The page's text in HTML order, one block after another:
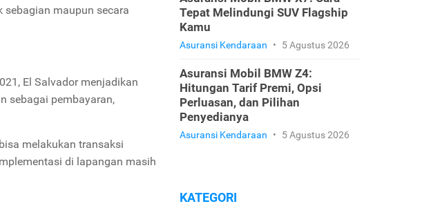
sebagian maupun secara
El Salvador menjadikan
sebagai pembayaran,
melakukan transaksi
di lapangan masih
Tepat Melindungi SUV Flagship
Kamu
Asuransi Kendaraan • 5 Agustus 2026
Asuransi Mobil BMW Z4:
Hitungan Tarif Premi, Opsi
Perluasan, dan Pilihan
Penyedianya
Asuransi Kendaraan • 5 Agustus 2026
KATEGORI